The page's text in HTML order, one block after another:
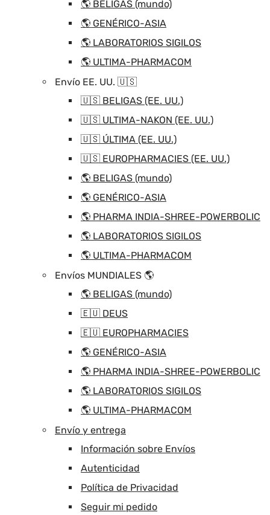
🌎 BELIGAS (mundo)
🌎 GENÉRICO-ASIA
🌎 LABORATORIOS SIGILOS
🌎 ULTIMA-PHARMACOM
Envío EE. UU. 🇺🇸
🇺🇸 BELIGAS (EE. UU.)
🇺🇸 ULTIMA-NAKON (EE. UU.)
🇺🇸 ÚLTIMA (EE. UU.)
🇺🇸 EUROPHARMACIES (EE. UU.)
🌎 BELIGAS (mundo)
🌎 GENÉRICO-ASIA
🌎 PHARMA INDIA-SHREE-POWERBOLIC
🌎 LABORATORIOS SIGILOS
🌎 ULTIMA-PHARMACOM
Envíos MUNDIALES 🌎
🌎 BELIGAS (mundo)
🇪🇺 DEUS
🇪🇺 EUROPHARMACIES
🌎 GENÉRICO-ASIA
🌎 PHARMA INDIA-SHREE-POWERBOLIC
🌎 LABORATORIOS SIGILOS
🌎 ULTIMA-PHARMACOM
Envío y entrega
Información sobre Envíos
Autenticidad
Política de Privacidad
Seguir mi pedido